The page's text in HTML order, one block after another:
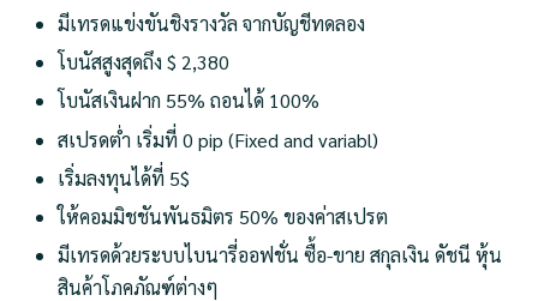
มีเทรดแข่งขันชิงรางวัล จากบัญชีทดลอง
โบนัสสูงสุดถึง $ 2,380
โบนัสเงินฝาก 55% ถอนได้ 100%
สเปรดต่ำ เริ่มที่ 0 pip (Fixed and variabl)
เริ่มลงทุนได้ที่ 5$
ให้คอมมิชชันพันธมิตร 50% ของค่าสเปรต
มีเทรดด้วยระบบไบนารี่ออฟชั่น ซื้อ-ขาย สกุลเงิน ดัชนี หุ้น
สินค้าโภคภัณฑ์ต่างๆ